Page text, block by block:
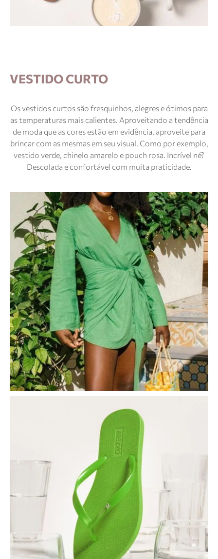
VESTIDO CURTO
Os vestidos curtos são fresquinhos, alegres e ótimos para
as temperaturas mais calientes. Aproveitando a tendência
de moda que as cores estão em evidência, aproveite para
brincar com as mesmas em seu visual. Como por exemplo,
vestido verde, chinelo amarelo e pouch rosa. Incrível né?
Descolada e confortável com muita praticidade.